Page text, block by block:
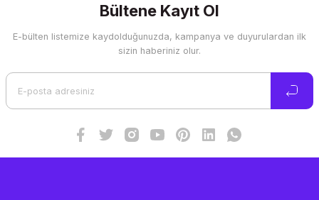
Görüş ve önerileriniz için teşekkür ederiz.
Ürün resmi kalitesiz, bozuk veya görüntülenemiyor.
Bültene Kayıt Ol
E-bülten listemize kaydolduğunuzda, kampanya ve duyurulardan ilk
sizin haberiniz olur.